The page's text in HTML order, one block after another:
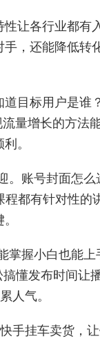
让各行业都有
，还能降低转
目标用户是谁
量增长的方法
。
。账号封面怎么
程都有针对性的
掌握小白也能上
懂发布时间让
人气。
手挂车卖货，